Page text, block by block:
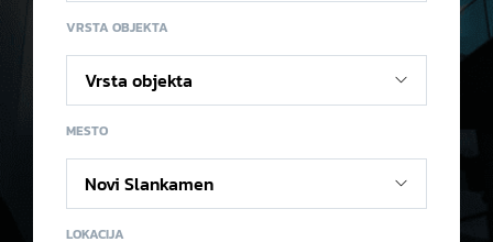
VRSTA OBJEKTA
MESTO
LOKACIJA